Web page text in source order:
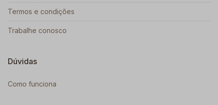
Termos e condições
Trabalhe conosco
Dúvidas
Como funciona